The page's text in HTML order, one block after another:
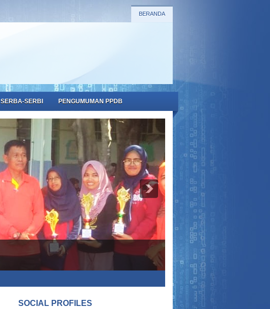
BERANDA
SERBA-SERBI PENGUMUMAN PPDB
SOCIAL PROFILES